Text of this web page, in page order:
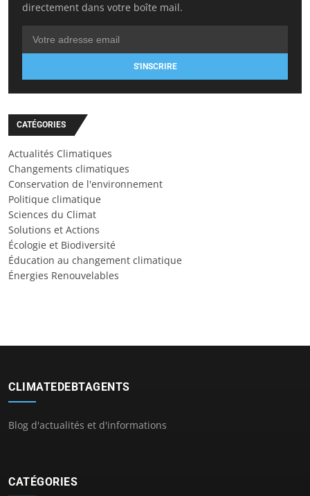
directement dans votre boîte mail.
S'INSCRIRE
CATÉGORIES
Actualités Climatiques
Changements climatiques
Conservation de l'environnement
Politique climatique
Sciences du Climat
Solutions et Actions
Écologie et Biodiversité
Éducation au changement climatique
Énergies Renouvelables
CLIMATEDEBTAGENTS
Blog d'actualités et d'informations
CATÉGORIES